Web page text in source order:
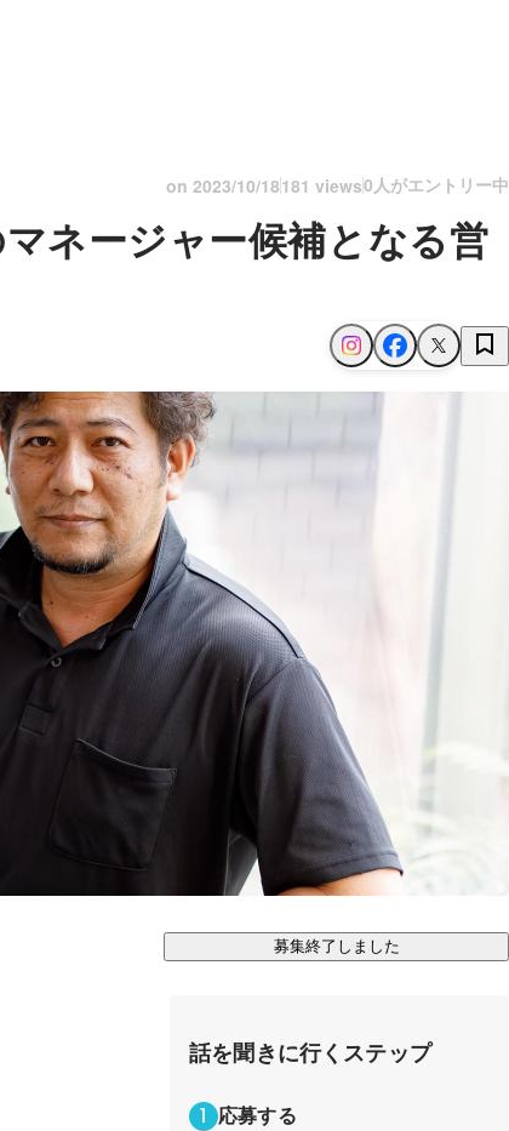
on 2023/10/18181 views0人がエントリー中
ネージャー候補となる営
募集終了しました
話を聞きに行くステップ
応募する